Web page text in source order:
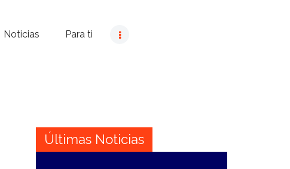
Noticias Para ti
Últimas Noticias